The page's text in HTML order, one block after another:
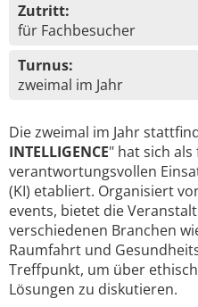
Zutritt:
für Fachbesucher
Turnus:
zweimal im Jahr
Die zweimal im Jahr
INTELLIGENCE" hat sich
verantwortungsvollen
(KI) etabliert. Organisiert
events, bietet die
verschiedenen Branchen
Raumfahrt und
Treffpunkt, um über
Lösungen zu diskutieren.